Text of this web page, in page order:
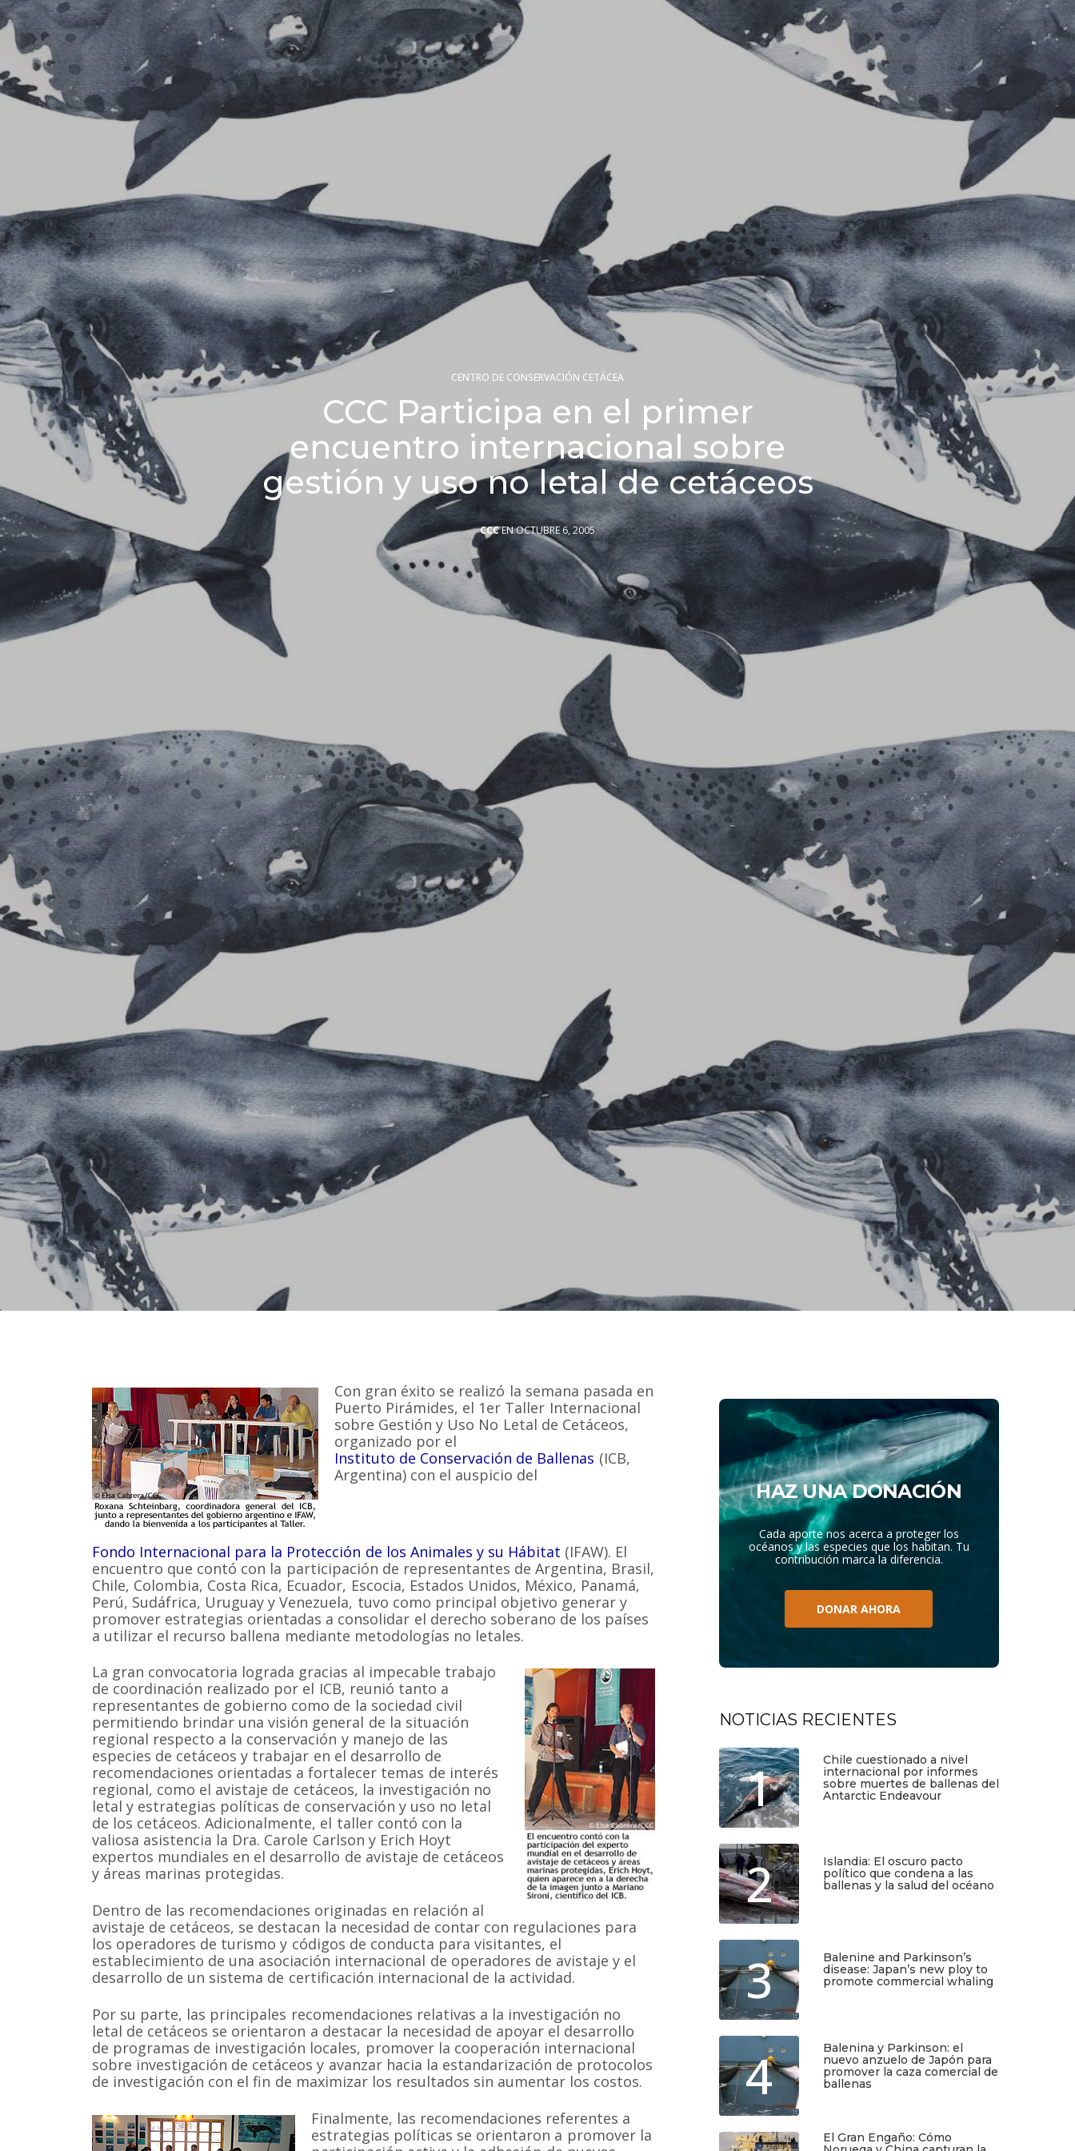
CENTRO DE CONSERVACIÓN CETÁCEA
CCC Participa en el primer
encuentro internacional sobre
gestión y uso no letal de cetáceos
CCCEN OCTUBRE 6, 2005
Con gran éxito se realizó la semana pasada en
Puerto Pirámides, el 1er Taller Internacional
sobre Gestión y Uso No Letal de Cetáceos,
organizado por el
Instituto de Conservación de Ballenas (ICB,
Argentina) con el auspicio del
Fondo Internacional para la Protección de los Animales y su Hábitat (IFAW). El
encuentro que contó con la participación de representantes de Argentina, Brasil,
Chile, Colombia, Costa Rica, Ecuador, Escocia, Estados Unidos, México, Panamá,
Perú, Sudáfrica, Uruguay y Venezuela, tuvo como principal objetivo generar y
promover estrategias orientadas a consolidar el derecho soberano de los países
a utilizar el recurso ballena mediante metodologías no letales.
La gran convocatoria lograda gracias al impecable trabajo
de coordinación realizado por el ICB, reunió tanto a
representantes de gobierno como de la sociedad civil
permitiendo brindar una visión general de la situación
regional respecto a la conservación y manejo de las
especies de cetáceos y trabajar en el desarrollo de
recomendaciones orientadas a fortalecer temas de interés
regional, como el avistaje de cetáceos, la investigación no
letal y estrategias políticas de conservación y uso no letal
de los cetáceos. Adicionalmente, el taller contó con la
valiosa asistencia la Dra. Carole Carlson y Erich Hoyt
expertos mundiales en el desarrollo de avistaje de cetáceos
y áreas marinas protegidas.
Dentro de las recomendaciones originadas en relación al
avistaje de cetáceos, se destacan la necesidad de contar con regulaciones para
los operadores de turismo y códigos de conducta para visitantes, el
establecimiento de una asociación internacional de operadores de avistaje y el
desarrollo de un sistema de certificación internacional de la actividad.
Por su parte, las principales recomendaciones relativas a la investigación no
letal de cetáceos se orientaron a destacar la necesidad de apoyar el desarrollo
de programas de investigación locales, promover la cooperación internacional
sobre investigación de cetáceos y avanzar hacia la estandarización de protocolos
de investigación con el fin de maximizar los resultados sin aumentar los costos.
Finalmente, las recomendaciones referentes a
estrategias políticas se orientaron a promover la
HAZ UNA DONACIÓN
Cada aporte nos acerca a proteger los
océanos y las especies que los habitan. Tu
contribución marca la diferencia.
DONAR AHORA
NOTICIAS RECIENTES
1
Chile cuestionado a nivel
internacional por informes
sobre muertes de ballenas del
Antarctic Endeavour
2
Islandia: El oscuro pacto
político que condena a las
ballenas y la salud del océano
3
Balenine and Parkinson’s
disease: Japan’s new ploy to
promote commercial whaling
4
Balenina y Parkinson: el
nuevo anzuelo de Japón para
promover la caza comercial de
ballenas
El Gran Engaño: Cómo